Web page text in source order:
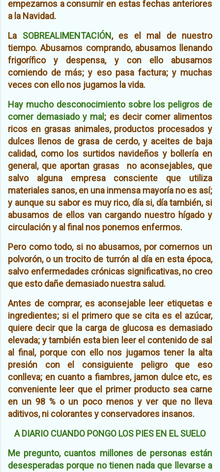
empezamos a consumir en estas fechas anteriores
a la Navidad.
La SOBREALIMENTACIÓN, es el mal de nuestro
tiempo. Abusamos comprando, abusamos llenando
frigorífico y despensa, y con ello abusamos
comiendo de más; y eso pasa factura; y muchas
veces con ello nos jugamos la vida.
Hay mucho desconocimiento sobre los peligros de
comer demasiado y mal ; es decir comer alimentos
ricos en grasas animales, productos procesados y
dulces llenos de grasa de cerdo, y aceites de baja
calidad, como los surtidos navideños y bollería en
general, que aportan grasas no aconsejables, que
salvo alguna empresa consciente que utiliza
materiales sanos, en una inmensa mayoría no es así;
y aunque su sabor es muy rico, día si, día también, si
abusamos de ellos van cargando nuestro hígado y
circulación y al final nos ponemos enfermos.
Pero como todo, si no abusamos, por comernos un
polvorón, o un trocito de turrón al día en esta época,
salvo enfermedades crónicas significativas, no creo
que esto dañe demasiado nuestra salud.
Antes de comprar, es aconsejable leer etiquetas e
ingredientes; si el primero que se cita es el azúcar,
quiere decir que la carga de glucosa es demasiado
elevada; y también esta bien leer el contenido de sal
al final, porque con ello nos jugamos tener la alta
presión con el consiguiente peligro que eso
conlleva; en cuanto a fiambres, jamon dulce etc, es
conveniente leer que el primer producto sea carne
en un 98 % o un poco menos y ver que no lleva
aditivos, ni colorantes y conservadores insanos.
A DIARIO CUANDO PONGO LOS PIES EN EL SUELO
Me pregunto, cuantos millones de personas están
desesperadas porque no tienen nada que llevarse a